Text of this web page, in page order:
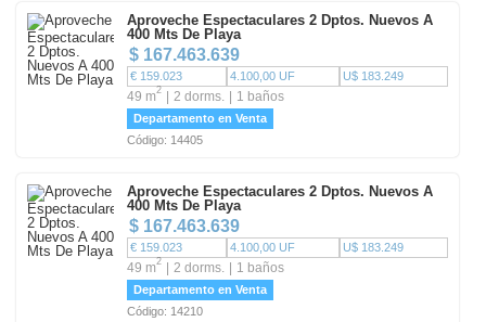
Aproveche Espectaculares 2 Dptos. Nuevos A
400 Mts De Playa
$ 167.463.639
€ 159.023 4.100,00 UF U$ 183.249
49 m2 2 dorms. 1 baños
Departamento en Venta
Código: 14405
Aproveche Espectaculares 2 Dptos. Nuevos A
400 Mts De Playa
$ 167.463.639
€ 159.023 4.100,00 UF U$ 183.249
49 m2 2 dorms. 1 baños
Departamento en Venta
Código: 14210